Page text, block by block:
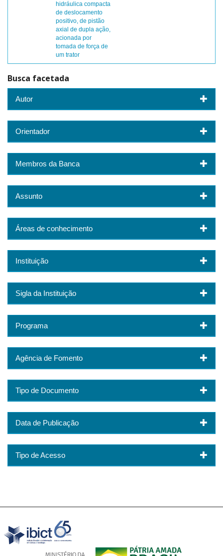
hidráulica compacta
de deslocamento
positivo, de pistão
axial de dupla ação,
acionada por
tomada de força de
um trator
Busca facetada
Autor
Orientador
Membros da Banca
Assunto
Áreas de conhecimento
Instituição
Sigla da Instituição
Programa
Agência de Fomento
Tipo de Documento
Data de Publicação
Tipo de Acesso